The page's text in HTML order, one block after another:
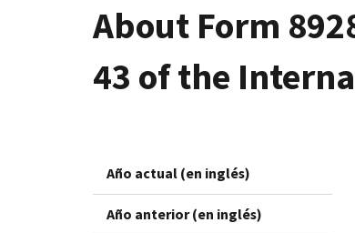
About Form
43 of the
Año actual (en inglés)
Año anterior (en inglés)